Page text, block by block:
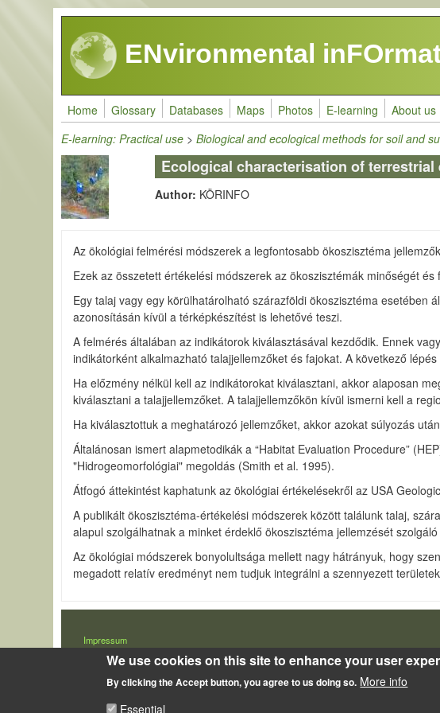
Skip to main content
ENvironmental
Home Glossary Databases Maps Photos E-learning About us
E-learning: Practical use >Biological and ecological methods for soil and
Ecological characterisation of terrestrial
Author: KÖRINFO
Az ökológiai felmérési módszerek a legfontosabb ökoszisztéma
Ezek az összetett értékelési módszerek az ökoszisztémák minőségét
Egy talaj vagy egy körülhatárolható szárazföldi ökoszisztéma
azonosításán kívül a térképkészítést is lehetővé teszi.
A felmérés általában az indikátorok kiválasztásával kezdődik. Ennek
indikátorként alkalmazható talajjellemzőket és fajokat. A következő
Ha előzmény nélkül kell az indikátorokat kiválasztani, akkor alaposan
kiválasztani a talajjellemzőket. A talajjellemzőkön kívül ismerni kell a
Ha kiválasztottuk a meghatározó jellemzőket, akkor azokat súlyozás
Általánosan ismert alapmetodikák a “Habitat Evaluation Procedure”
"Hidrogeomorfológiai" megoldás (Smith et al. 1995).
Átfogó áttekintést kaphatunk az ökológiai értékelésekről az USA
A publikált ökoszisztéma-értékelési módszerek között találunk talaj,
alapul szolgálhatnak a minket érdeklő ökoszisztéma jellemzését
Az ökológiai módszerek bonyolultsága mellett nagy hátrányuk, hogy
megadott relatív eredményt nem tudjuk integrálni a szennyezett
LÁBLÉC
Impressum
We use cookies on this site to enhance your user
By clicking the Accept button, you agree to us doing so. More info
Essential